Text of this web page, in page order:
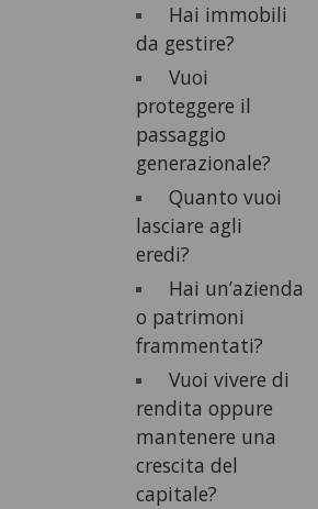
Hai immobili
da gestire?
Vuoi
proteggere il
passaggio
generazionale?
Quanto vuoi
lasciare agli
eredi?
Hai un’azienda
o patrimoni
frammentati?
Vuoi vivere di
rendita oppure
mantenere una
crescita del
capitale?